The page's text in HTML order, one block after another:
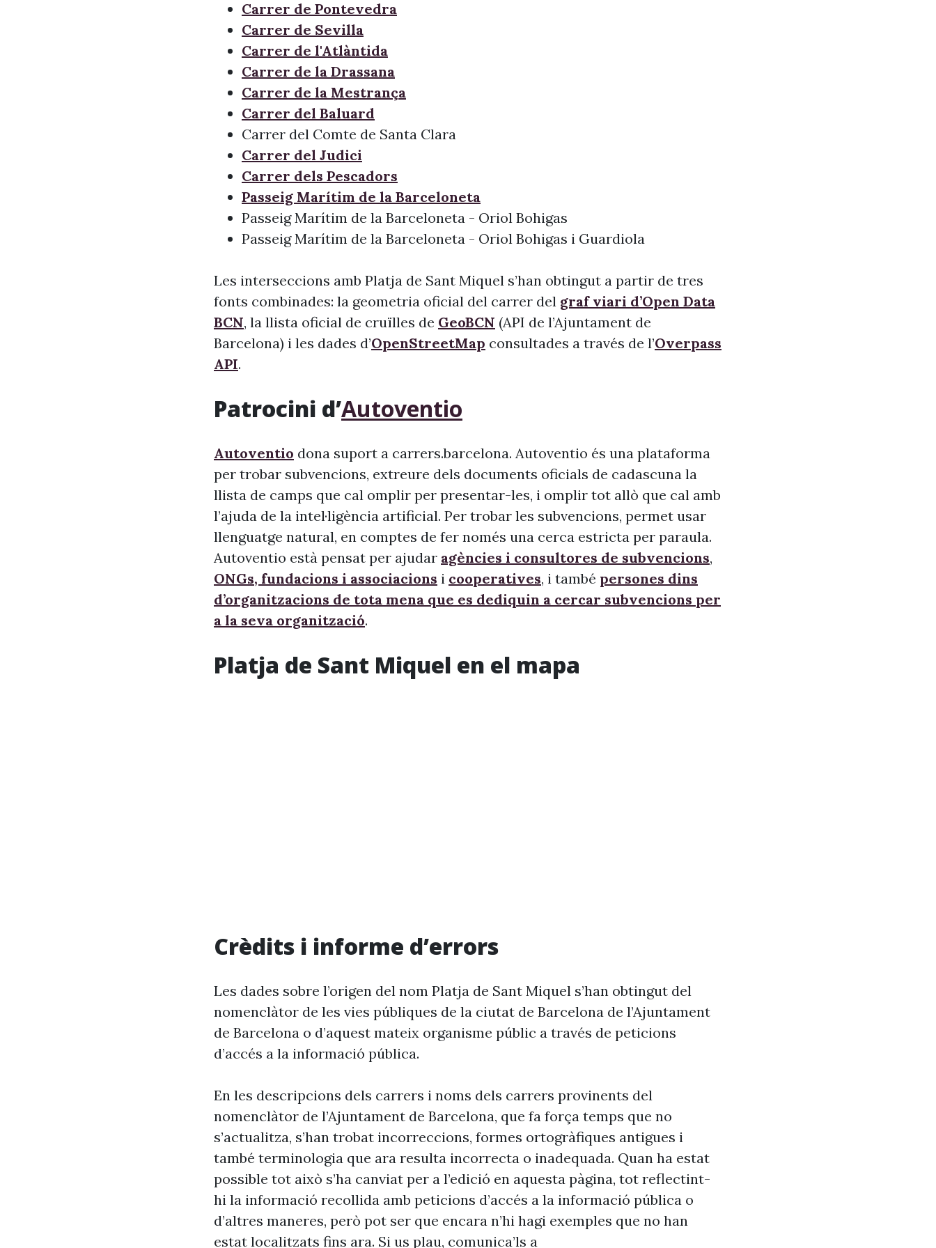
Carrer de Pontevedra
Carrer de Sevilla
Carrer de l'Atlàntida
Carrer de la Drassana
Carrer de la Mestrança
Carrer del Baluard
Carrer del Comte de Santa Clara
Carrer del Judici
Carrer dels Pescadors
Passeig Marítim de la Barceloneta
Passeig Marítim de la Barceloneta - Oriol Bohigas
Passeig Marítim de la Barceloneta - Oriol Bohigas i Guardiola
Les interseccions amb Platja de Sant Miquel s’han obtingut a partir de tres
fonts combinades: la geometria oficial del carrer del graf viari d’Open Data
BCN, la llista oficial de cruïlles de GeoBCN (API de l’Ajuntament de
Barcelona) i les dades d’OpenStreetMap consultades a través de l’Overpass
API.
Patrocini d’Autoventio
Autoventio dona suport a carrers.barcelona. Autoventio és una plataforma
per trobar subvencions, extreure dels documents oficials de cadascuna la
llista de camps que cal omplir per presentar-les, i omplir tot allò que cal amb
l’ajuda de la intel·ligència artificial. Per trobar les subvencions, permet usar
llenguatge natural, en comptes de fer només una cerca estricta per paraula.
Autoventio està pensat per ajudar agències i consultores de subvencions,
ONGs, fundacions i associacions i cooperatives, i també persones dins
d’organitzacions de tota mena que es dediquin a cercar subvencions per
a la seva organització.
Platja de Sant Miquel en el mapa
Crèdits i informe d’errors
Les dades sobre l’origen del nom Platja de Sant Miquel s’han obtingut del
nomenclàtor de les vies públiques de la ciutat de Barcelona de l’Ajuntament
de Barcelona o d’aquest mateix organisme públic a través de peticions
d’accés a la informació pública.
En les descripcions dels carrers i noms dels carrers provinents del
nomenclàtor de l’Ajuntament de Barcelona, que fa força temps que no
s’actualitza, s’han trobat incorreccions, formes ortogràfiques antigues i
també terminologia que ara resulta incorrecta o inadequada. Quan ha estat
possible tot això s’ha canviat per a l’edició en aquesta pàgina, tot reflectint-
hi la informació recollida amb peticions d’accés a la informació pública o
d’altres maneres, però pot ser que encara n’hi hagi exemples que no han
estat localitzats fins ara. Si us plau, comunica’ls a